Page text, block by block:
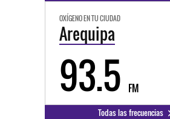
OXÍGENO EN TU CIUDAD
Arequipa
93.5 FM
Todas las frecuencias